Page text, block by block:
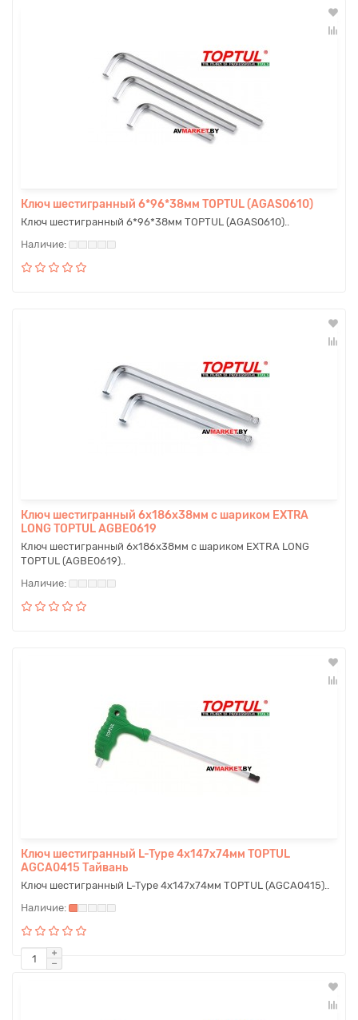
Ключ шестигранный 6*96*38мм TOPTUL (AGAS0610)
Ключ шестигранный 6*96*38мм TOPTUL (AGAS0610)..
Ключ шестигранный 6х186х38мм с шариком EXTRA
LONG TOPTUL AGBE0619
Ключ шестигранный 6х186х38мм с шариком EXTRA LONG
TOPTUL (AGBE0619)..
Ключ шестигранный L-Type 4х147х74мм TOPTUL
AGCA0415 Тайвань
Ключ шестигранный L-Type 4х147х74мм TOPTUL (AGCA0415)..